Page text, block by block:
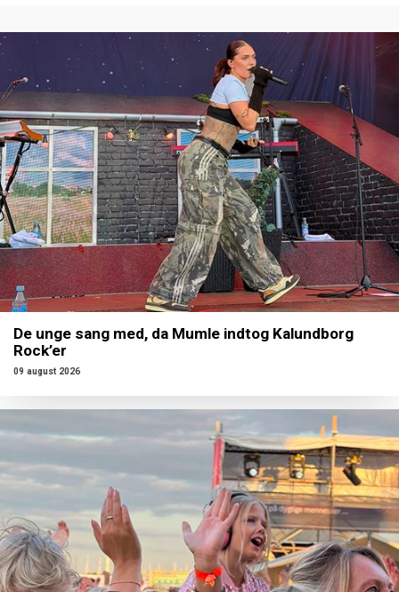
De unge sang med, da Mumle indtog Kalundborg
Rock’er
09 august 2026